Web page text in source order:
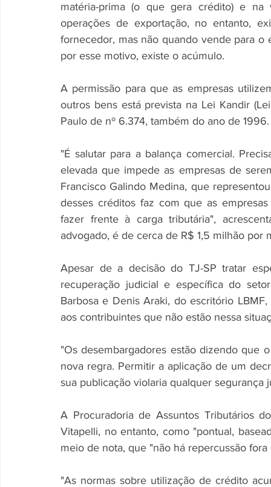
matéria-prima (o que gera crédito) e
operações de exportação, no entanto,
fornecedor, mas não quando vende para o
por esse motivo, existe o acúmulo.
A permissão para que as empresas
outros bens está prevista na Lei Kandir
Paulo de nº 6.374, também do ano de
"É salutar para a balança comercial.
elevada que impede as empresas de
Francisco Galindo Medina, que
desses créditos faz com que as
fazer frente à carga tributária",
advogado, é de cerca de R$ 1,5 milhão por
Apesar de a decisão do TJ-SP tratar
recuperação judicial e específica do
Barbosa e Denis Araki, do escritório
aos contribuintes que não estão nessa
"Os desembargadores estão dizendo que
nova regra. Permitir a aplicação de um
sua publicação violaria qualquer segurança
A Procuradoria de Assuntos Tributários
Vitapelli, no entanto, como "pontual,
meio de nota, que "não há repercussão
"As normas sobre utilização de crédito